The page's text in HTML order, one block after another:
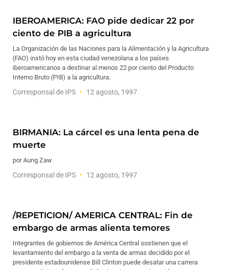
IBEROAMERICA: FAO pide dedicar 22 por
ciento de PIB a agricultura
La Organización de las Naciones para la Alimentación y la Agricultura
(FAO) instó hoy en esta ciudad venezolana a los países
iberoamericanos a destinar al menos 22 por ciento del Producto
Interno Bruto (PIB) a la agricultura.
Corresponsal de IPS 12 agosto, 1997
BIRMANIA: La cárcel es una lenta pena de
muerte
por Aung Zaw
Corresponsal de IPS 12 agosto, 1997
/REPETICION/ AMERICA CENTRAL: Fin de
embargo de armas alienta temores
Integrantes de gobiernos de América Central sostienen que el
levantamiento del embargo a la venta de armas decidido por el
presidente estadounidense Bill Clinton puede desatar una carrera